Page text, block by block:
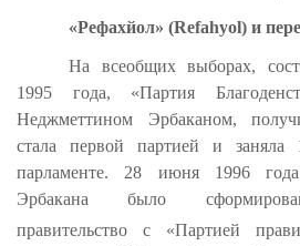
«Рефахйол» (Refahyol) и
На всеобщих выборах,
1995 года, «Партия
Неджметтином Эрбаканом,
стала первой партией и
парламенте. 28 июня 1996
Эрбакана было
правительство с «Партией